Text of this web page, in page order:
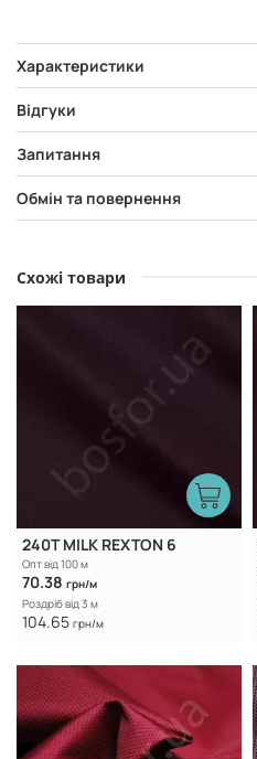
Характеристики
Відгуки
Запитання
Обмін та повернення
Схожі товари
240T MILK REXTON 6
Опт від 100 м
70.38 грн/м
Роздріб від 3 м
104.65 грн/м